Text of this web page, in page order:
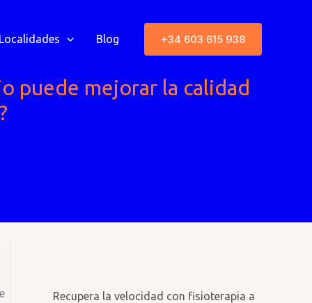
Localidades Blog +34 603 615 938
puede mejorar la calidad
Recupera la velocidad con fisioterapia a